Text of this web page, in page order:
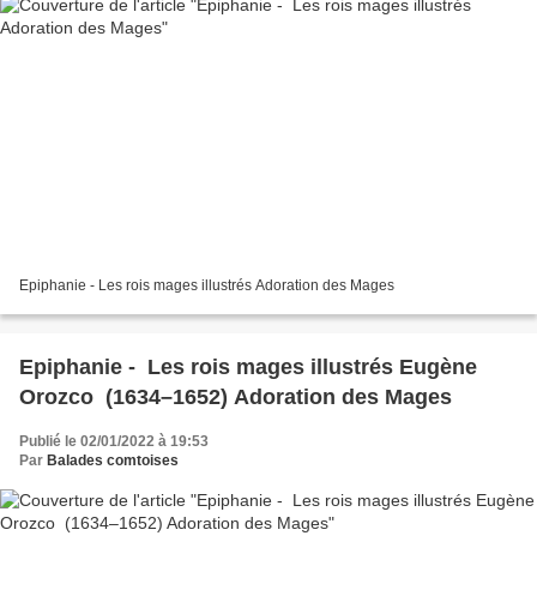
Epiphanie - Les rois mages illustrés Adoration des Mages
Epiphanie - Les rois mages illustrés Eugène
Orozco (1634–1652) Adoration des Mages
Publié le 02/01/2022 à 19:53
Par Balades comtoises